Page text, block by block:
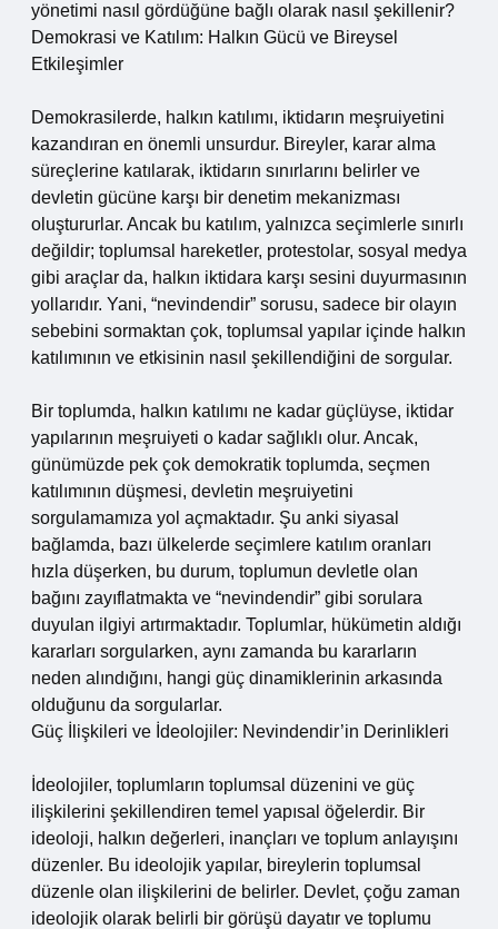
yönetimi nasıl gördüğüne bağlı olarak nasıl şekillenir?
Demokrasi ve Katılım: Halkın Gücü ve Bireysel
Etkileşimler
Demokrasilerde, halkın katılımı, iktidarın meşruiyetini
kazandıran en önemli unsurdur. Bireyler, karar alma
süreçlerine katılarak, iktidarın sınırlarını belirler ve
devletin gücüne karşı bir denetim mekanizması
oluştururlar. Ancak bu katılım, yalnızca seçimlerle sınırlı
değildir; toplumsal hareketler, protestolar, sosyal medya
gibi araçlar da, halkın iktidara karşı sesini duyurmasının
yollarıdır. Yani, “nevindendir” sorusu, sadece bir olayın
sebebini sormaktan çok, toplumsal yapılar içinde halkın
katılımının ve etkisinin nasıl şekillendiğini de sorgular.
Bir toplumda, halkın katılımı ne kadar güçlüyse, iktidar
yapılarının meşruiyeti o kadar sağlıklı olur. Ancak,
günümüzde pek çok demokratik toplumda, seçmen
katılımının düşmesi, devletin meşruiyetini
sorgulamamıza yol açmaktadır. Şu anki siyasal
bağlamda, bazı ülkelerde seçimlere katılım oranları
hızla düşerken, bu durum, toplumun devletle olan
bağını zayıflatmakta ve “nevindendir” gibi sorulara
duyulan ilgiyi artırmaktadır. Toplumlar, hükümetin aldığı
kararları sorgularken, aynı zamanda bu kararların
neden alındığını, hangi güç dinamiklerinin arkasında
olduğunu da sorgularlar.
Güç İlişkileri ve İdeolojiler: Nevindendir’in Derinlikleri
İdeolojiler, toplumların toplumsal düzenini ve güç
ilişkilerini şekillendiren temel yapısal öğelerdir. Bir
ideoloji, halkın değerleri, inançları ve toplum anlayışını
düzenler. Bu ideolojik yapılar, bireylerin toplumsal
düzenle olan ilişkilerini de belirler. Devlet, çoğu zaman
ideolojik olarak belirli bir görüşü dayatır ve toplumu